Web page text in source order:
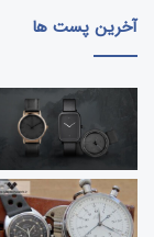
آخرین پست ها